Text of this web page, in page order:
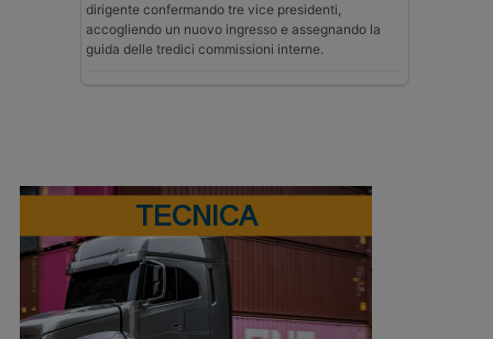
dirigente confermando tre vice presidenti,
accogliendo un nuovo ingresso e assegnando la
guida delle tredici commissioni interne.
TECNICA